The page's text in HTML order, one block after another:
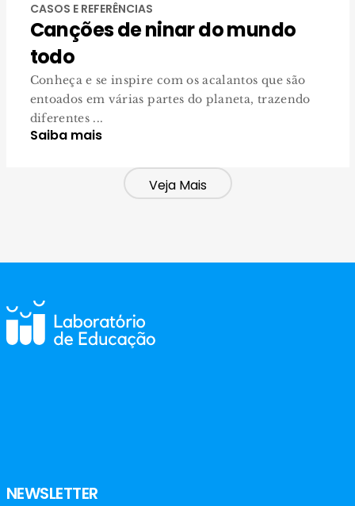
CASOS E REFERÊNCIAS
Canções de ninar do mundo
todo
Conheça e se inspire com os acalantos que são
entoados em várias partes do planeta, trazendo
diferentes ...
Saiba mais
Veja Mais
NEWSLETTER